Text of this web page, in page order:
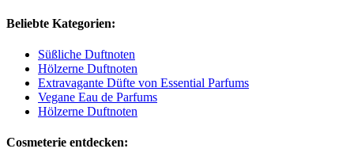
Beliebte Kategorien:
Süßliche Duftnoten
Hölzerne Duftnoten
Extravagante Düfte von Essential Parfums
Vegane Eau de Parfums
Hölzerne Duftnoten
Cosmeterie entdecken: